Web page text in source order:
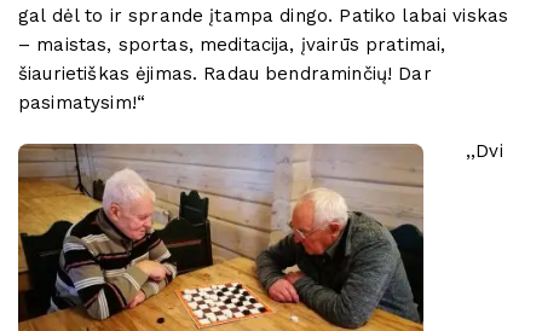
gal dėl to ir sprande įtampa dingo. Patiko labai viskas
– maistas, sportas, meditacija, įvairūs pratimai,
šiaurietiškas ėjimas. Radau bendraminčių! Dar
pasimatysim!“
,,Dvi